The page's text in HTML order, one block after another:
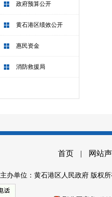
政府预算公开
黄石港区绩效公开
惠民资金
消防救援局
首页 | 网站
主办单位：黄石港区人民政府 版权